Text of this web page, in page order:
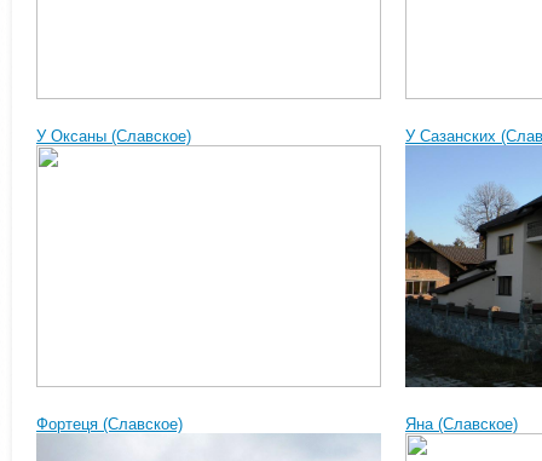
У Оксаны (Славское) У Сазанских
Фортеця (Славское) Яна (Славское)